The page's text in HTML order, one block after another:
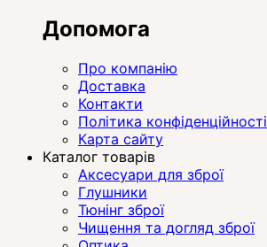
Допомога
Про компанію
Доставка
Контакти
Політика конфіденційності
Карта сайту
Каталог товарів
Аксесуари для зброї
Глушники
Тюнінг зброї
Чищення та догляд зброї